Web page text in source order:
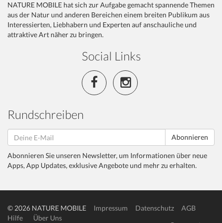
NATURE MOBILE hat sich zur Aufgabe gemacht spannende Themen
aus der Natur und anderen Bereichen einem breiten Publikum aus
Interessierten, Liebhabern und Experten auf anschauliche und
attraktive Art näher zu bringen.
Social Links
Rundschreiben
Abonnieren
Abonnieren Sie unseren Newsletter, um Informationen über neue
Apps, App Updates, exklusive Angebote und mehr zu erhalten.
© 2026 NATURE MOBILE Impressum Datenschutz
AGB
Hilfe
Über Uns